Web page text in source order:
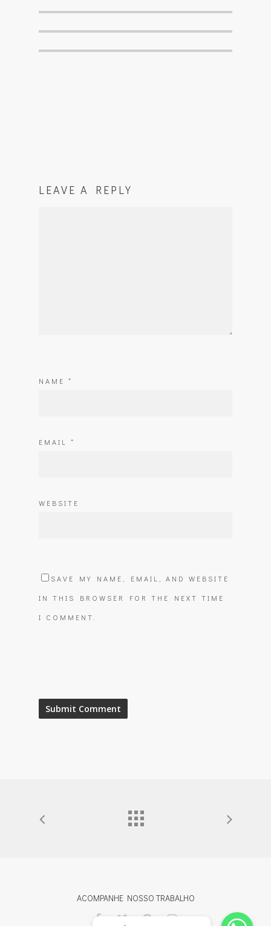
LEAVE A REPLY
NAME *
EMAIL *
WEBSITE
SAVE MY NAME, EMAIL, AND WEBSITE
IN THIS BROWSER FOR THE NEXT TIME
I COMMENT.
ACOMPANHE NOSSO TRABALHO
Whatsapp
Whatsapp